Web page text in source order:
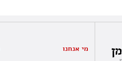
מי אנחנו